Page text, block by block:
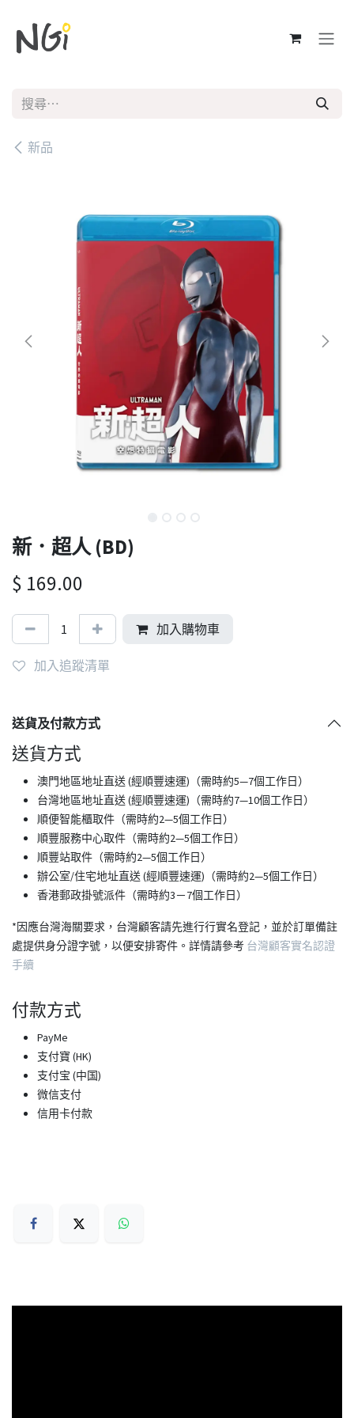
新品
新．超人 (BD)
$ 169.00
加入購物車
加入追蹤清單
送貨及付款方式
送貨方式
澳門地區地址直送 (經順豐速運)（需時約5—7個工作日）
台灣地區地址直送 (經順豐速運)（需時約7—10個工作日）
順便智能櫃取件（需時約2—5個工作日）
順豐服務中心取件（需時約2—5個工作日）
順豐站取件（需時約2—5個工作日）
​辦公室/住宅地址直送 (經順豐速運)（需時約2—5個工作日）
香港郵政掛號派件（需時約3－7個工作日）
*因應台灣海關要求，台灣顧客請先進行行實名登記，並於訂單備註
處提供身分證字號，以便安排寄件。詳情請參考 台灣顧客實名認證
手續
付款方式
PayMe
支付寶 (HK)
支付宝 (中国)
微信支付
信用卡付款